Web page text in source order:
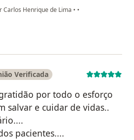
Carlos Henrique de Lima • •
C.
Verificada
por todo o esforço
salvar e cuidar de vidas..
pacientes....